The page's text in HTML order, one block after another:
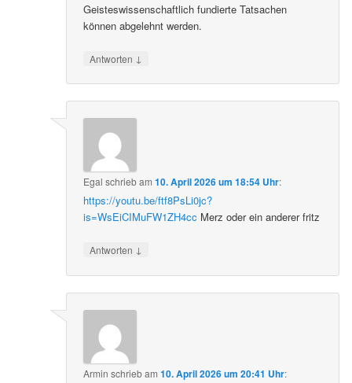
Geisteswissenschaftlich fundierte Tatsachen
können abgelehnt werden.
Antworten ↓
Egal schriebam10. April 2026 um 18:54 Uhr:
https://youtu.be/ftf8PsLi0jc?
is=WsEiCIMuFW1ZH4cc Merz oder ein anderer fritz
Antworten ↓
Armin schriebam10. April 2026 um 20:41 Uhr: